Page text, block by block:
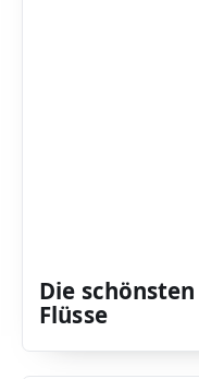
Die
Flüsse